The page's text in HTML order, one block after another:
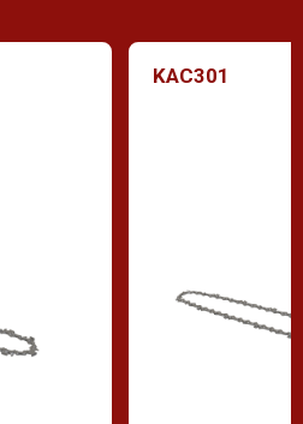
KAC301